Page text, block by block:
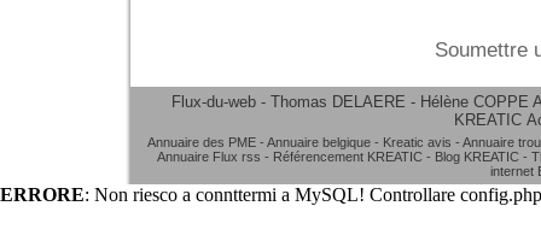
Soumettre
Flux-du-web - Thomas DELAERE - Hélène COPPE
KREATIC
Annuaire des PME - Annuaire belgique - Kreatic avis - Annuaire
Annuaire Flux rss - Référencement KREATIC - Blog KREATIC -
internet
ERRORE: Non riesco a connttermi a MySQL! Controllare